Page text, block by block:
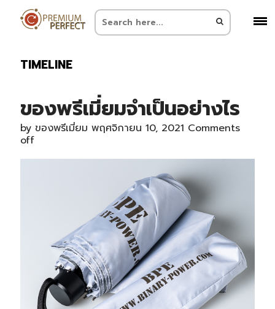
TIMELINE
ของพรีเมี่ยมจำเป็นอย่างไร
by ของพรีเมี่ยม พฤศจิกายน 10, 2021 Comments
off